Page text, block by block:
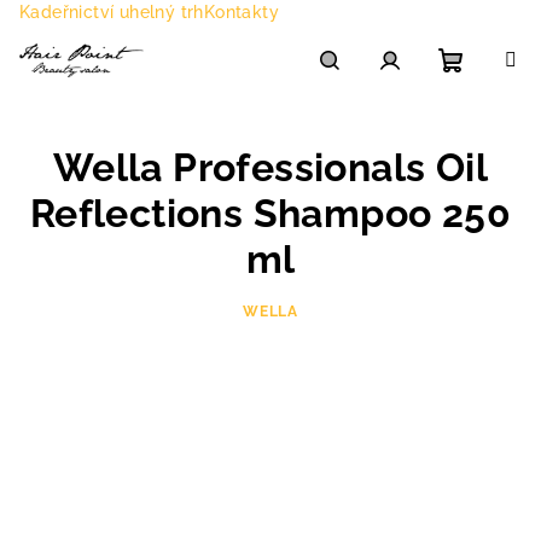
Přejít
obsah
Kadeřnictví uhelný trhKontakty
košík
Wella Professionals Oil
Reflections Shampoo 250
ml
WELLA